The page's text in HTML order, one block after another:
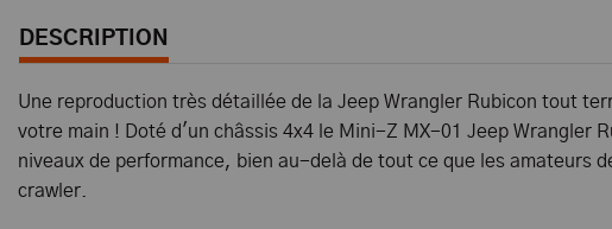
DESCRIPTION
Une reproduction très détaillée de la Jeep Wrangler Rubicon tout
votre main ! Doté d'un châssis 4x4 le Mini-Z MX-01 Jeep Wrangler
niveaux de performance, bien au-delà de tout ce que les amateurs
crawler.